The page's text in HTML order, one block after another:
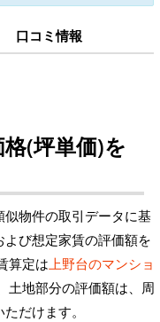
口コミ情報
(坪単価)を
物件の取引データに基
び想定家賃の評価額を
算定は上野台のマンショ
土地部分の評価額は、周
だけます。